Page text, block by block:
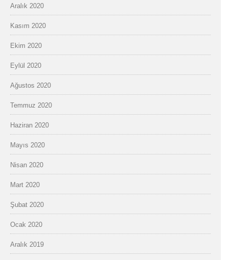
Aralık 2020
Kasım 2020
Ekim 2020
Eylül 2020
Ağustos 2020
Temmuz 2020
Haziran 2020
Mayıs 2020
Nisan 2020
Mart 2020
Şubat 2020
Ocak 2020
Aralık 2019